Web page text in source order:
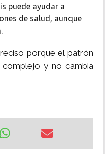
puede ayudar a
de salud, aunque
porque el patrón
y no cambia